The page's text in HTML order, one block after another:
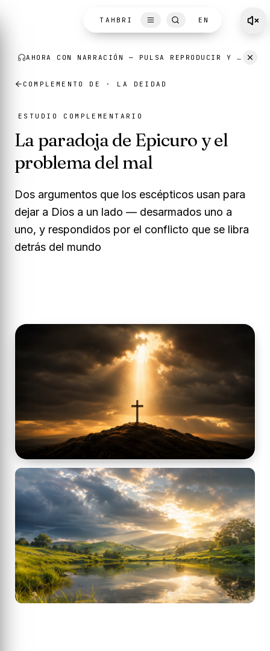
TAHBRI EN
COMPLEMENTO DE · LA DEIDAD
ESTUDIO COMPLEMENTARIO
La paradoja de Epicuro y el
problema del mal
Dos argumentos que los escépticos usan para
dejar a Dios a un lado — desarmados uno a
uno, y respondidos por el conflicto que se libra
detrás del mundo